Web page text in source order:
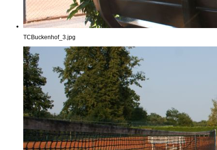
TCBuckenhof_3.jpg